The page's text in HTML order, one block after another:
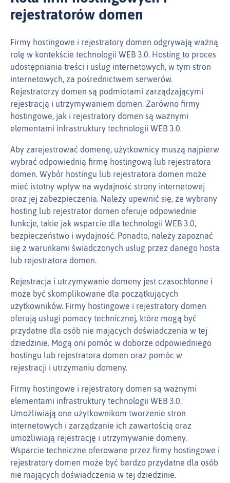
rejestratorów domen
Firmy hostingowe i rejestratory domen odgrywają ważną
rolę w kontekście technologii WEB 3.0. Hosting to proces
udostępniania treści i usług internetowych, w tym stron
internetowych, za pośrednictwem serwerów.
Rejestratorzy domen są podmiotami zarządzającymi
rejestracją i utrzymywaniem domen. Zarówno firmy
hostingowe, jak i rejestratory domen są ważnymi
elementami infrastruktury technologii WEB 3.0.
Aby zarejestrować domenę, użytkownicy muszą najpierw
wybrać odpowiednią firmę hostingową lub rejestratora
domen. Wybór hostingu lub rejestratora domen może
mieć istotny wpływ na wydajność strony internetowej
oraz jej zabezpieczenia. Należy upewnić się, że wybrany
hosting lub rejestrator domen oferuje odpowiednie
funkcje, takie jak wsparcie dla technologii WEB 3.0,
bezpieczeństwo i wydajność. Ponadto, należy zapoznać
się z warunkami świadczonych usług przez danego hosta
lub rejestratora domen.
Rejestracja i utrzymywanie domeny jest czasochłonne i
może być skomplikowane dla początkujących
użytkowników. Firmy hostingowe i rejestratory domen
oferują usługi pomocy technicznej, które mogą być
przydatne dla osób nie mających doświadczenia w tej
dziedzinie. Mogą oni pomóc w doborze odpowiedniego
hostingu lub rejestratora domen oraz pomóc w
rejestracji i utrzymaniu domeny.
Firmy hostingowe i rejestratory domen są ważnymi
elementami infrastruktury technologii WEB 3.0.
Umożliwiają one użytkownikom tworzenie stron
internetowych i zarządzanie ich zawartością oraz
umożliwiają rejestrację i utrzymywanie domeny.
Wsparcie techniczne oferowane przez firmy hostingowe i
rejestratory domen może być bardzo przydatne dla osób
nie mających doświadczenia w tej dziedzinie.